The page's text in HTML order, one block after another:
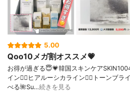
5.00
Qoo10メガ割オススメ💗
お得が過ぎる😇💗韓国スキンケア
イン🧚‍♂️ヒアルーシカライン🧚‍♂️トーンブラ
べる🌺Su…続きを見る